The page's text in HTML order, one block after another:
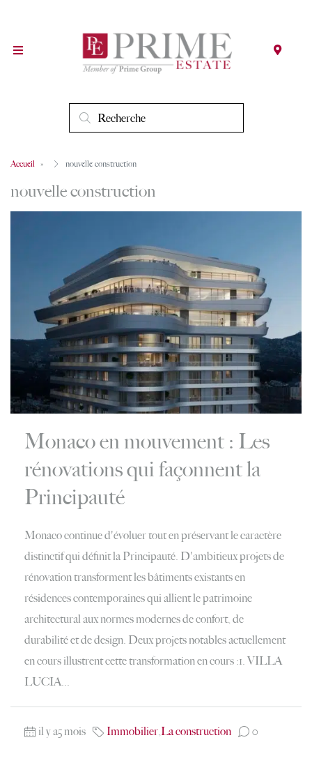
Accueil nouvelle construction
nouvelle construction
Monaco en mouvement : Les
rénovations qui façonnent la
Principauté
Monaco continue d'évoluer tout en préservant le caractère
distinctif qui définit la Principauté. D'ambitieux projets de
rénovation transforment les bâtiments existants en
résidences contemporaines qui allient le patrimoine
architectural aux normes modernes de confort, de
durabilité et de design. Deux projets notables actuellement
en cours illustrent cette transformation en cours :1. VILLA
LUCIA...
il y a5 mois Immobilier,La construction 0